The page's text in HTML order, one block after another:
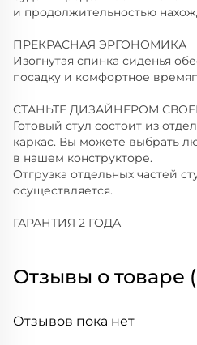
и продолжительностью
ПРЕКРАСНАЯ ЭРГОНОМИКА
Изогнутая спинка сиденья
посадку и комфортное
СТАНЬТЕ ДИЗАЙНЕРОМ
Готовый стул состоит из
каркас. Вы можете выбрать
в нашем конструкторе.
Отгрузка отдельных частей
осуществляется.
ГАРАНТИЯ 2 ГОДА
Отзывы о товаре
Отзывов пока нет